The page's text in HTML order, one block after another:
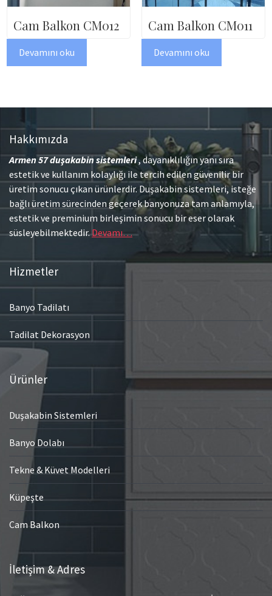
Cam Balkon CM012
Devamını oku
Cam Balkon CM011
Devamını oku
Hakkımızda
Armen 57duşakabin sistemleri, dayanıklılığın yanı sıra
estetik ve kullanım kolaylığı ile tercih edilen güvenilir bir
üretim sonucu çıkan ürünlerdir. Duşakabin sistemleri, isteğe
bağlı üretim sürecinden geçerek banyonuza tam anlamıyla,
estetik ve preminium birleşimin sonucu bir eser olarak
süsleyebilmektedir.Devamı…
Hizmetler
Banyo Tadilatı
Tadilat Dekorasyon
Ürünler
Duşakabin Sistemleri
Banyo Dolabı
Tekne & Küvet Modelleri
Küpeşte
Cam Balkon
İletişim & Adres